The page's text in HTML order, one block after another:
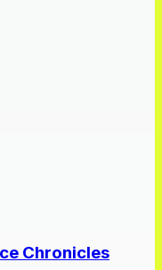
Chronicles